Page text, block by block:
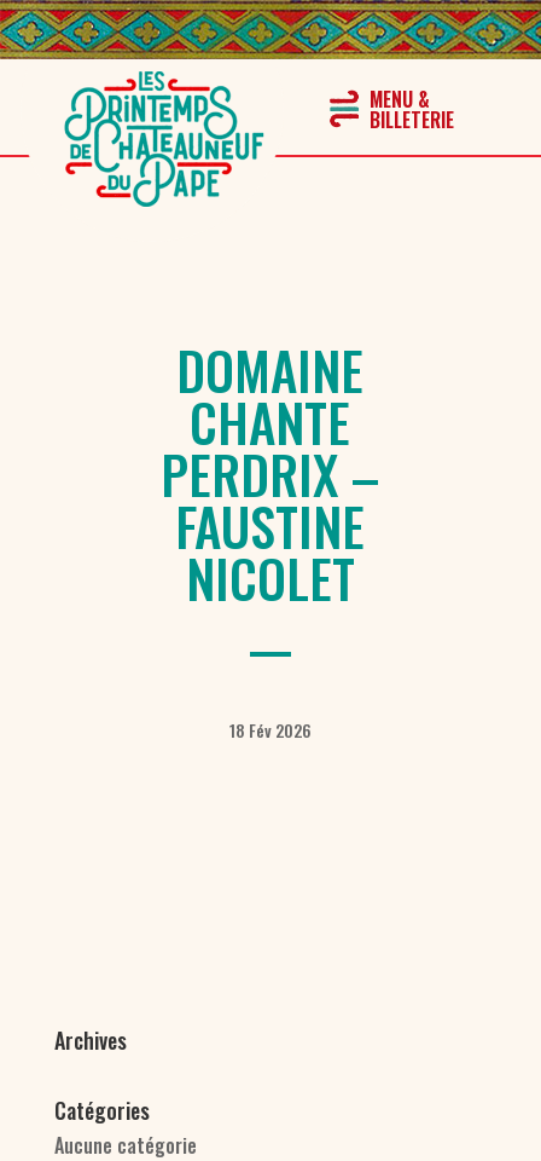
DOMAINE
CHANTE
PERDRIX –
FAUSTINE
NICOLET
18 Fév 2026
Archives
Catégories
Aucune catégorie